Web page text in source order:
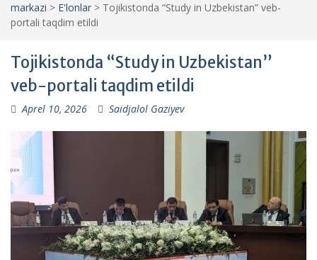
markazi > E'lonlar > Tojikistonda “Study in Uzbekistan” veb-
portali taqdim etildi
Tojikistonda “Study in Uzbekistan”
veb-portali taqdim etildi
Aprel 10, 2026 Saidjalol Gaziyev